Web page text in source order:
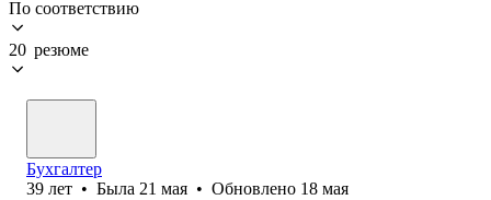
По соответствию
20 резюме
Бухгалтер
39 лет • Была 21 мая • Обновлено 18 мая